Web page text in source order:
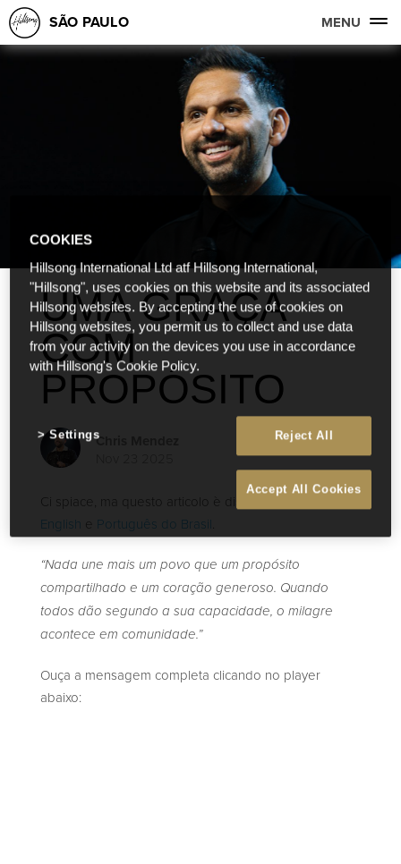
SÃO PAULO MENU
UMA GRAÇA
COM
PROPÓSITO
Chris Mendez
Ci spiace, ma questo articolo è disponibile soltanto in
English e Português do Brasil.
“Nada une mais um povo que um propósito
compartilhado e um coração generoso. Quando
todos dão segundo a sua capacidade, o milagre
acontece em comunidade.”
Ouça a mensagem completa clicando no player
abaixo:
COOKIES
Hillsong International Ltd atf Hillsong International,
"Hillsong", uses cookies on this website and its associated
Hillsong websites. By accepting the use of cookies on
Hillsong websites, you permit us to collect and use data
from your activity on the devices you use in accordance
with Hillsong's Cookie Policy.
Reject All
Accept All Cookies
Settings